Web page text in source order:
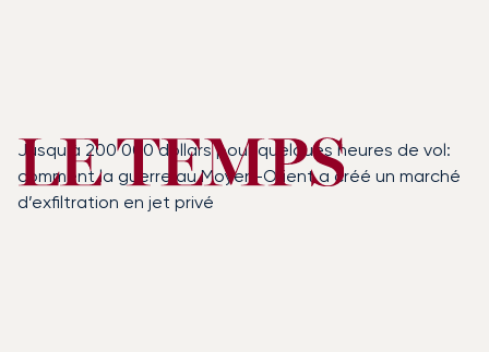
Jusqu’à 200 000 dollars pour quelques heures de vol:
comment la guerre au Moyen-Orient a créé un marché
d’exfiltration en jet privé